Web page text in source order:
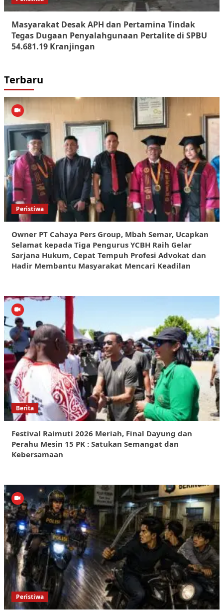
Masyarakat Desak APH dan Pertamina Tindak
Tegas Dugaan Penyalahgunaan Pertalite di SPBU
54.681.19 Kranjingan
Terbaru
Peristiwa
Owner PT Cahaya Pers Group, Mbah Semar, Ucapkan
Selamat kepada Tiga Pengurus YCBH Raih Gelar
Sarjana Hukum, Cepat Tempuh Profesi Advokat dan
Hadir Membantu Masyarakat Mencari Keadilan
Berita
Festival Raimuti 2026 Meriah, Final Dayung dan
Perahu Mesin 15 PK : Satukan Semangat dan
Kebersamaan
Peristiwa